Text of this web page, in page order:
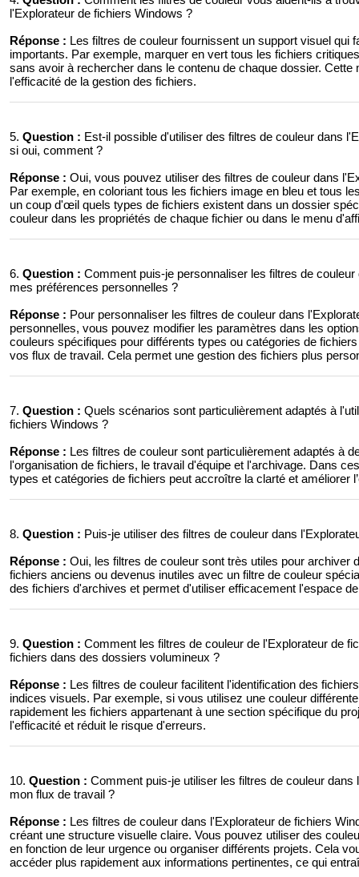
l'Explorateur de fichiers Windows ?
Réponse : Les filtres de couleur fournissent un support visuel qui
importants. Par exemple, marquer en vert tous les fichiers
sans avoir à rechercher dans le contenu de chaque dossier.
l'efficacité de la gestion des fichiers.
5. Question : Est-il possible d'utiliser des filtres de couleur dans
si oui, comment ?
Réponse : Oui, vous pouvez utiliser des filtres de couleur dans
Par exemple, en coloriant tous les fichiers image en bleu et tous
un coup d'œil quels types de fichiers existent dans un dossier
couleur dans les propriétés de chaque fichier ou dans le menu
6. Question : Comment puis-je personnaliser les filtres de
mes préférences personnelles ?
Réponse : Pour personnaliser les filtres de couleur dans
personnelles, vous pouvez modifier les paramètres dans les
couleurs spécifiques pour différents types ou catégories de
vos flux de travail. Cela permet une gestion des fichiers plus
7. Question : Quels scénarios sont particulièrement adaptés à
fichiers Windows ?
Réponse : Les filtres de couleur sont particulièrement adaptés à
l'organisation de fichiers, le travail d'équipe et l'archivage. Dans
types et catégories de fichiers peut accroître la clarté et améliorer
8. Question : Puis-je utiliser des filtres de couleur dans
Réponse : Oui, les filtres de couleur sont très utiles pour
fichiers anciens ou devenus inutiles avec un filtre de couleur
des fichiers d'archives et permet d'utiliser efficacement l'espace
9. Question : Comment les filtres de couleur de l'Explorateur de
fichiers dans des dossiers volumineux ?
Réponse : Les filtres de couleur facilitent l'identification des
indices visuels. Par exemple, si vous utilisez une couleur
rapidement les fichiers appartenant à une section spécifique du
l'efficacité et réduit le risque d'erreurs.
10. Question : Comment puis-je utiliser les filtres de couleur
mon flux de travail ?
Réponse : Les filtres de couleur dans l'Explorateur de fichiers
créant une structure visuelle claire. Vous pouvez utiliser des
en fonction de leur urgence ou organiser différents projets. Cela
accéder plus rapidement aux informations pertinentes, ce qui